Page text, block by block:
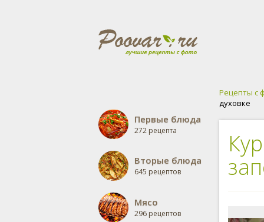
Первые блюда
272 рецепта
Вторые блюда
645 рецептов
Мясо
296 рецептов
Рецепты с
духовке